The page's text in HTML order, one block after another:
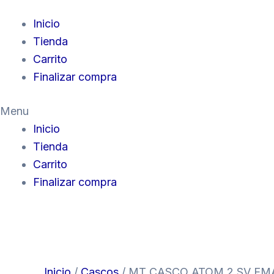
Inicio
Tienda
Carrito
Finalizar compra
Menu
Inicio
Tienda
Carrito
Finalizar compra